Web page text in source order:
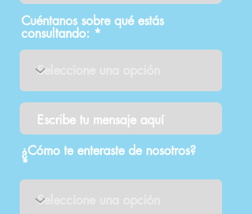
Cuéntanos sobre qué estás
consultando:
¿Cómo te enteraste de nosotros?